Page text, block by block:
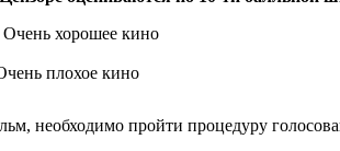
хорошее кино
плохое кино
необходимо пройти процедуру